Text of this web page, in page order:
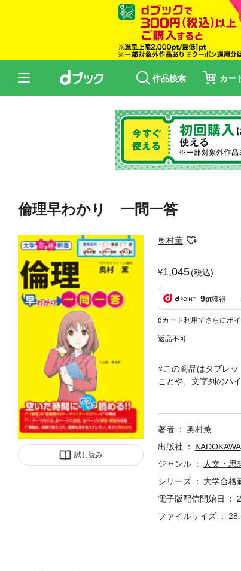
作品検索 カー
倫理早わかり 一問一答
試し読み
奥村薫
1,045(税込)
9pt獲得
dカード利用でさらにポ
返品不可
※この商品はタブレ
ことや、文字列のハ
細かい知識が問われ
付属している赤色チ
ご了承ください。
著者
奥村薫
出版社
KADOKAWA
ジャンル
人文・思
シリーズ
大学合格
電子版配信開始日
ファイルサイズ